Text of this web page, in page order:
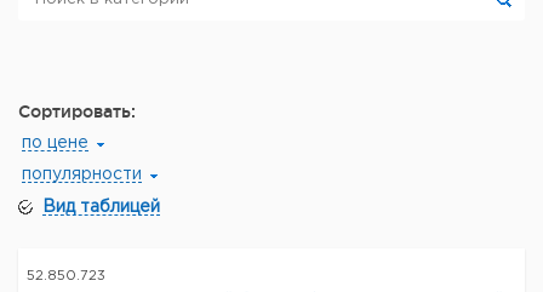
Сортировать:
по цене
популярности
Вид таблицей
52.850.723